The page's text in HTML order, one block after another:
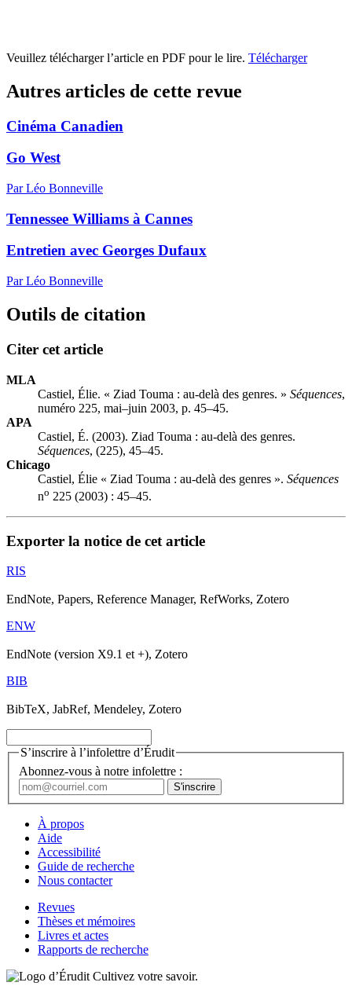
Veuillez télécharger l’article en PDF pour le lire. Télécharger
Autres articles de cette revue
Cinéma Canadien
Go West
Par Léo Bonneville
Tennessee Williams à Cannes
Entretien avec Georges Dufaux
Par Léo Bonneville
Outils de citation
Citer cet article
MLA
Castiel, Élie. « Ziad Touma : au-delà des genres. » Séquences,
numéro 225, mai–juin 2003, p. 45–45.
APA
Castiel, É. (2003). Ziad Touma : au-delà des genres.
Séquences, (225), 45–45.
Chicago
Castiel, Élie « Ziad Touma : au-delà des genres ». Séquences
no 225 (2003) : 45–45.
Exporter la notice de cet article
RIS
EndNote, Papers, Reference Manager, RefWorks, Zotero
ENW
EndNote (version X9.1 et +), Zotero
BIB
BibTeX, JabRef, Mendeley, Zotero
S’inscrire à l’infolettre d’Érudit
Abonnez-vous à notre infolettre :
À propos
Aide
Accessibilité
Guide de recherche
Nous contacter
Revues
Thèses et mémoires
Livres et actes
Rapports de recherche
Cultivez votre savoir.